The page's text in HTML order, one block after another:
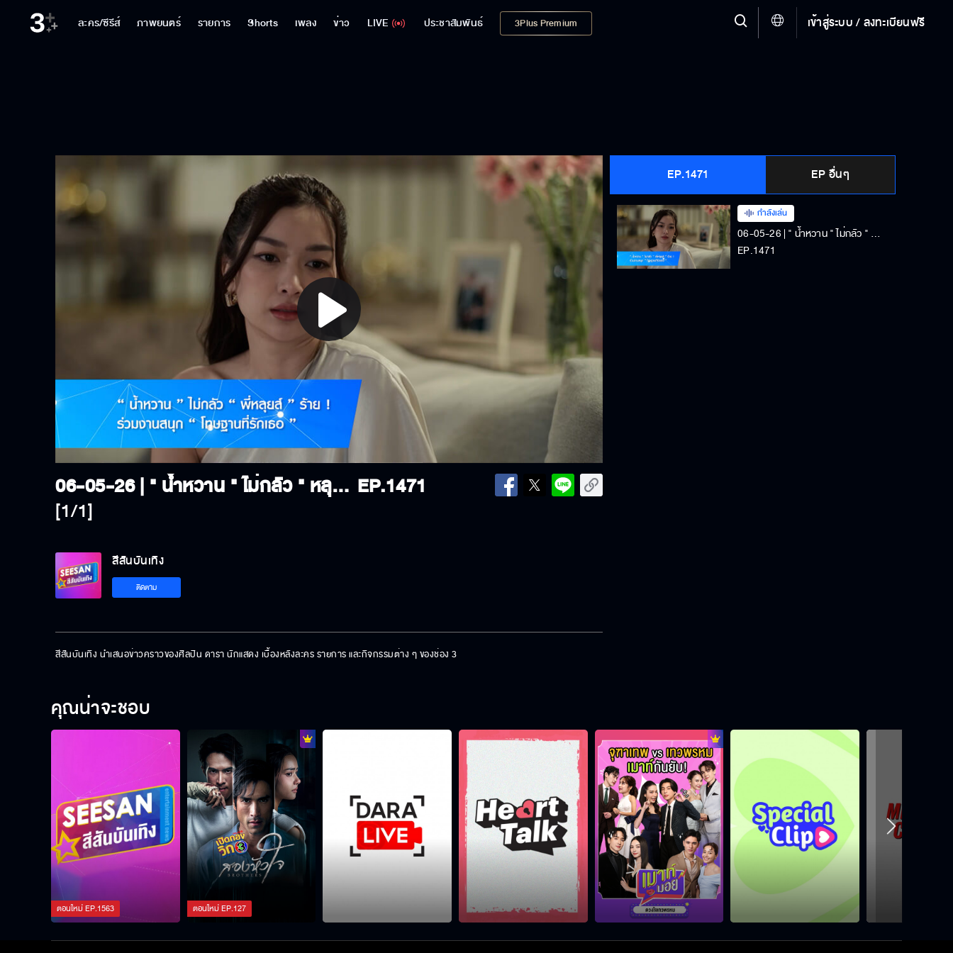
ละคร/ซีรีส์ ภาพยนตร์ รายการ Shorts เพลง ข่าว LIVE ประชาสัมพันธ์ 3Plus Premium เข้าสู่ระบบ / ลงทะเบียนฟรี
Play
Video
06-05-26 | " น้ำหวาน " ไม่กลัว " หลุยส์ " ทำร้ายใน " โทษฐานที่รักเธอ " EP.1471
[1/1]
EP.1471 EP อื่นๆ
กำลังเล่น
06-05-26 | " น้ำหวาน " ไม่กลัว " หลุยส์ " ทำร้ายใน " โทษฐานที่รักเธอ "
EP.1471
สีสันบันเทิง
ติดตาม
สีสันบันเทิง นำเสนอข่าวคราวของศิลปิน ดารา นักแสดง เบื้องหลังละคร รายการ และกิจกรรมต่าง ๆ ของช่อง 3
คุณน่าจะชอบ
ตอนใหม่EP.1563 ตอนใหม่EP.127